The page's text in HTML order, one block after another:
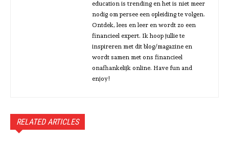
education is trending en het is niet meer
nodig om persee een opleiding te volgen.
Ontdek, lees en leer en wordt zo een
financieel expert. Ik hoop jullie te
inspireren met dit blog/magazine en
wordt samen met ons financieel
onafhankelijk online. Have fun and
enjoy!
RELATED ARTICLES